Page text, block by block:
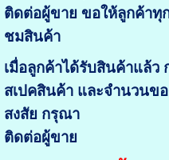
ติดต่อผู้ขาย ขอให้ลูกค้าทุ
ชมสินค้า
เมื่อลูกค้าได้รับสินค้าแล้ว
สเปคสินค้า และจำนวนข
สงสัย กรุณา
ติดต่อผู้ขาย